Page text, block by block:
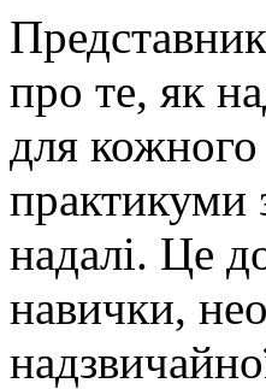
про те, як
для кожного
практикуми
надалі. Це
навички,